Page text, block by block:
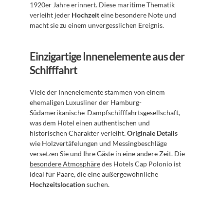
1920er Jahre erinnert. Diese maritime Thematik
verleiht jeder Hochzeit eine besondere Note und
macht sie zu einem unvergesslichen Ereignis.
Einzigartige Innenelemente aus der
Schifffahrt
Viele der Innenelemente stammen von einem
ehemaligen Luxusliner der Hamburg-
Südamerikanische-Dampfschifffahrtsgesellschaft,
was dem Hotel einen authentischen und
historischen Charakter verleiht. Originale Details
wie Holzvertäfelungen und Messingbeschläge
besondere Atmosphäre des Hotels Cap Polonio ist
Hochzeitslocation suchen.